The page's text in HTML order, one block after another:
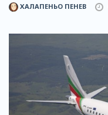
ХАЛАПЕНЬО ПЕНЕВ